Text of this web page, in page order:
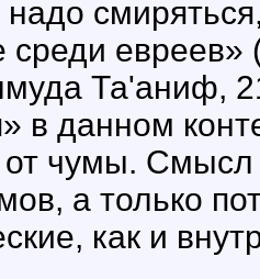
среди
Та'аниф,
в данном
от чумы. Смысл
а только
как и